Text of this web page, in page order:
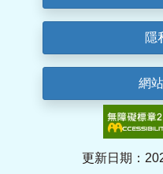
隱
網
更新日期：